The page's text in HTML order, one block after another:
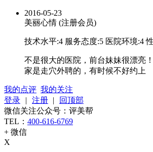
2016-05-23
美丽心情 (注册会员)
技术水平:4 服务态度:5 医院环境:4
不是很大的医院，前台妹妹很漂亮
家是走穴外聘的，有时候不好约上
我的点评 我的关注
登录
| 注册 |
回顶部
微信关注公众号：评美帮
TEL： 400-616-6769
+ 微信
X